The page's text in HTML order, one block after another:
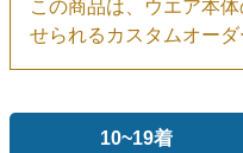
この商品は、ウエア本
せられるカスタムオーダ
10~19着